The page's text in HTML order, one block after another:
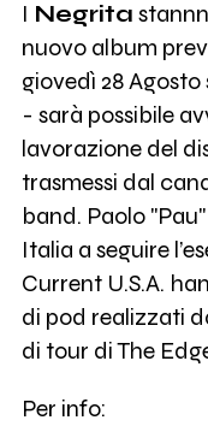
I Negrita
nuovo album
giovedì 28 Agosto
- sarà possibile
lavorazione del
trasmessi dal
band. Paolo
Italia a seguire
Current U.S.A.
di pod realizzati
di tour di The
Per info: